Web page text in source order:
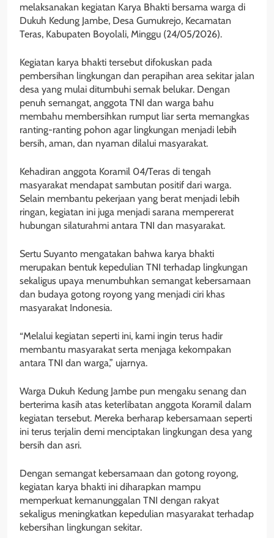
melaksanakan kegiatan Karya Bhakti bersama warga di
Dukuh Kedung Jambe, Desa Gumukrejo, Kecamatan
Teras, Kabupaten Boyolali, Minggu (24/05/2026).
Kegiatan karya bhakti tersebut difokuskan pada
pembersihan lingkungan dan perapihan area sekitar jalan
desa yang mulai ditumbuhi semak belukar. Dengan
penuh semangat, anggota TNI dan warga bahu
membahu membersihkan rumput liar serta memangkas
ranting-ranting pohon agar lingkungan menjadi lebih
bersih, aman, dan nyaman dilalui masyarakat.
Kehadiran anggota Koramil 04/Teras di tengah
masyarakat mendapat sambutan positif dari warga.
Selain membantu pekerjaan yang berat menjadi lebih
ringan, kegiatan ini juga menjadi sarana mempererat
hubungan silaturahmi antara TNI dan masyarakat.
Sertu Suyanto mengatakan bahwa karya bhakti
merupakan bentuk kepedulian TNI terhadap lingkungan
sekaligus upaya menumbuhkan semangat kebersamaan
dan budaya gotong royong yang menjadi ciri khas
masyarakat Indonesia.
“Melalui kegiatan seperti ini, kami ingin terus hadir
membantu masyarakat serta menjaga kekompakan
antara TNI dan warga,” ujarnya.
Warga Dukuh Kedung Jambe pun mengaku senang dan
berterima kasih atas keterlibatan anggota Koramil dalam
kegiatan tersebut. Mereka berharap kebersamaan seperti
ini terus terjalin demi menciptakan lingkungan desa yang
bersih dan asri.
Dengan semangat kebersamaan dan gotong royong,
kegiatan karya bhakti ini diharapkan mampu
memperkuat kemanunggalan TNI dengan rakyat
sekaligus meningkatkan kepedulian masyarakat terhadap
kebersihan lingkungan sekitar.